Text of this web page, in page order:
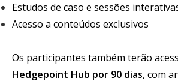
Estudos de caso e sessões
Acesso a conteúdos exclusivos
Os participantes também terão
Hedgepoint Hub por 90 dias, com